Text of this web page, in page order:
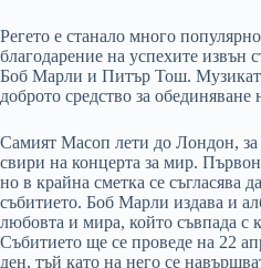
Регето е станало много
благодарение на успехите извън
Боб Марли и Питър Тош.
доброто средство за обединяване
Самият Масоп лети до Лондон,
свири на концерта за мир.
но в крайна сметка се съгласява
събитието. Боб Марли издава и
любовта и мира, който съвпада с
Събитието ще се проведе на 22
ден, тъй като на него се